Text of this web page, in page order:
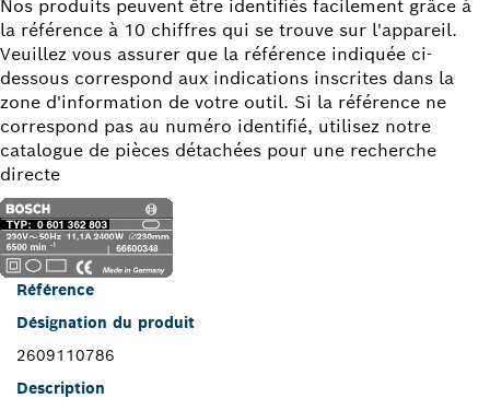
Nos produits peuvent être identifiés facilement grâce à
la référence à 10 chiffres qui se trouve sur l'appareil.
Veuillez vous assurer que la référence indiquée ci-
dessous correspond aux indications inscrites dans la
zone d'information de votre outil. Si la référence ne
correspond pas au numéro identifié, utilisez notre
catalogue de pièces détachées pour une recherche
directe
Référence
Désignation du produit
2609110786
Description